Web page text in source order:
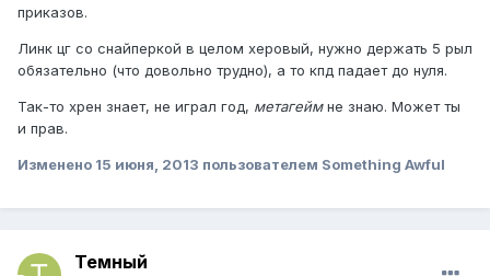
приказов.
Линк цг со снайперкой в целом херовый, нужно держать 5 рыл
обязательно (что довольно трудно), а то кпд падает до нуля.
Так-то хрен знает, не играл год, метагеймне знаю. Может ты
и прав.
Изменено 15 июня, 2013 пользователем Something Awful
Темный